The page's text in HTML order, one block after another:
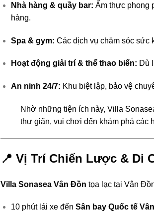
Nhà hàng & quầy bar: Ẩm thực phong
hàng.
Spa & gym: Các dịch vụ chăm sóc sức
Hoạt động giải trí & thể thao biển: Dù
An ninh 24/7: Khu biệt lập, bảo vệ
Nhờ những tiện ích này, Villa
thư giãn, vui chơi đến khám phá các
📍 Vị Trí Chiến Lược & Di
Villa Sonasea Vân Đồn tọa lạc tại Vân
10 phút lái xe đến Sân bay Quốc tế